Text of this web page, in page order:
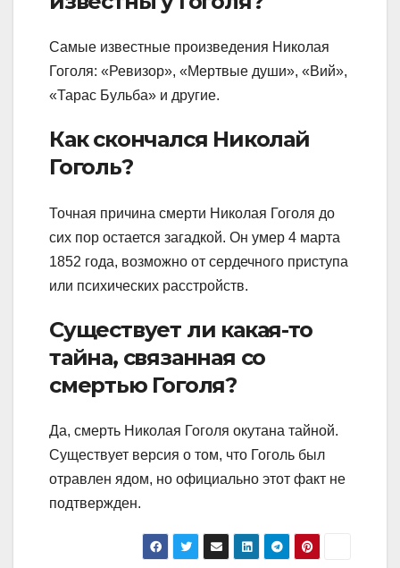
Самые известные произведения Николая
Гоголя: «Ревизор», «Мертвые души», «Вий»,
«Тарас Бульба» и другие.
Как скончался Николай
Гоголь?
Точная причина смерти Николая Гоголя до
сих пор остается загадкой. Он умер 4 марта
1852 года, возможно от сердечного приступа
или психических расстройств.
Существует ли какая-то
тайна, связанная со
смертью Гоголя?
Да, смерть Николая Гоголя окутана тайной.
Существует версия о том, что Гоголь был
отравлен ядом, но официально этот факт не
подтвержден.